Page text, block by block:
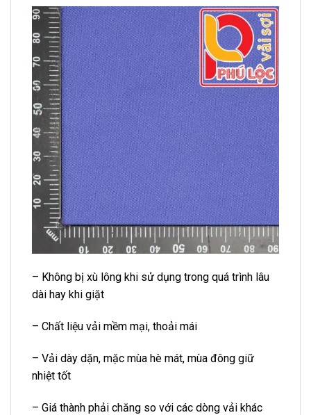
– Không bị xù lông khi sử dụng trong quá trình lâu
dài hay khi giặt
– Chất liệu vải mềm mại, thoải mái
– Vải dày dặn, mặc mùa hè mát, mùa đông giữ
nhiệt tốt
– Giá thành phải chăng so với các dòng vải khác